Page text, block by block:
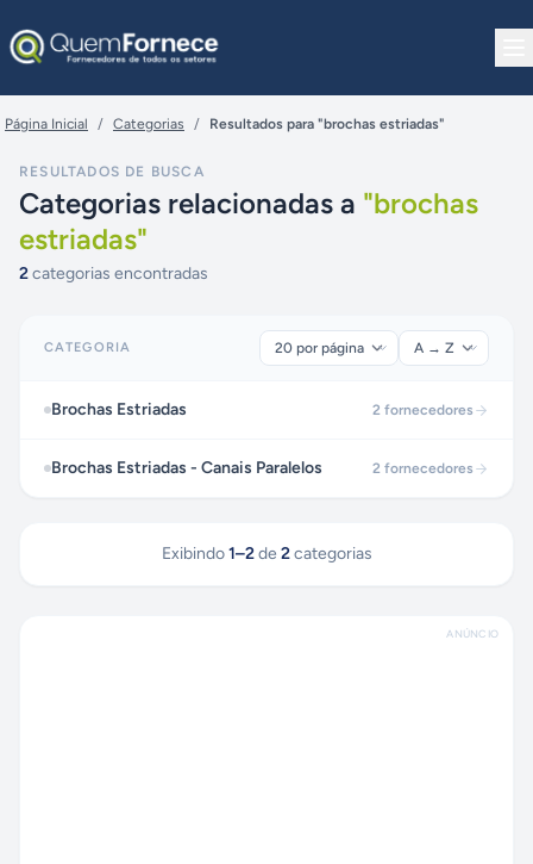
Página Inicial / Categorias / Resultados para "brochas estriadas"
RESULTADOS DE BUSCA
Categorias relacionadas a "brochas
estriadas"
2categorias encontradas
CATEGORIA
Brochas Estriadas 2 fornecedores
Brochas Estriadas - Canais Paralelos 2 fornecedores
Exibindo 1–2 de 2 categorias
ANÚNCIO